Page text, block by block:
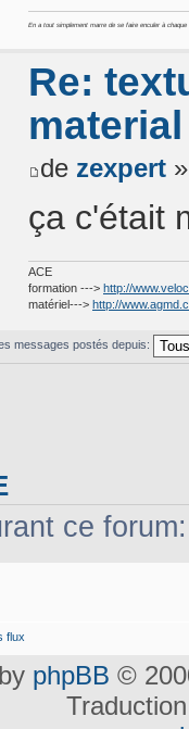
En a tout simplement marre de se faire enculer à
Re:
de zexpert
ça c'était
ACE
formation ---> http://
matériel---> http://
messages postés depuis:
ce
flux
phpBB ©